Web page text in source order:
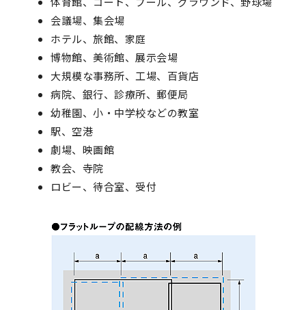
会議場、集会場
ホテル、旅館、家庭
博物館、美術館、展示会場
大規模な事務所、工場、百貨店
病院、銀行、診療所、郵便局
幼稚園、小・中学校などの教室
駅、空港
劇場、映画館
教会、寺院
ロビー、待合室、受付